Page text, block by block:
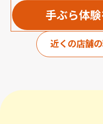
手ぶら体
近くの店舗